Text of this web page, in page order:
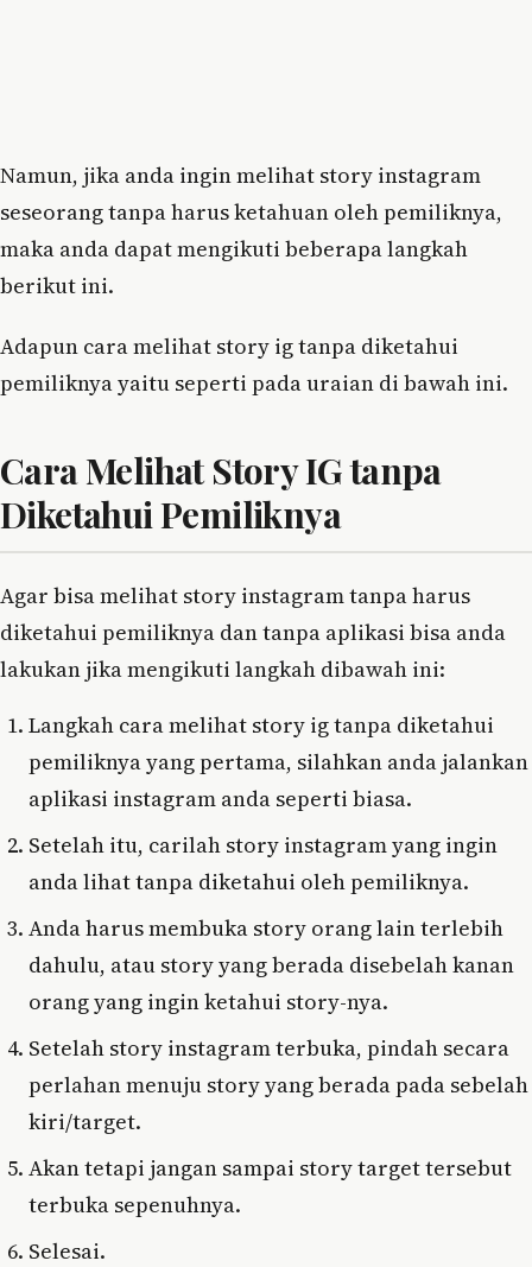
Namun, jika anda ingin melihat story instagram
seseorang tanpa harus ketahuan oleh pemiliknya,
maka anda dapat mengikuti beberapa langkah
berikut ini.
Adapun cara melihat story ig tanpa diketahui
pemiliknya yaitu seperti pada uraian di bawah ini.
Cara Melihat Story IG tanpa
Diketahui Pemiliknya
Agar bisa melihat story instagram tanpa harus
diketahui pemiliknya dan tanpa aplikasi bisa anda
lakukan jika mengikuti langkah dibawah ini:
Langkah cara melihat story ig tanpa diketahui
pemiliknya yang pertama, silahkan anda jalankan
aplikasi instagram anda seperti biasa.
Setelah itu, carilah story instagram yang ingin
anda lihat tanpa diketahui oleh pemiliknya.
Anda harus membuka story orang lain terlebih
dahulu, atau story yang berada disebelah kanan
orang yang ingin ketahui story-nya.
Setelah story instagram terbuka, pindah secara
perlahan menuju story yang berada pada sebelah
kiri/target.
Akan tetapi jangan sampai story target tersebut
terbuka sepenuhnya.
Selesai.